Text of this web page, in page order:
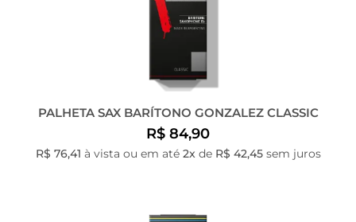
PALHETA SAX BARÍTONO GONZALEZ CLASSIC
R$ 84,90
R$ 76,41 à vista ou em até 2xde R$ 42,45sem juros